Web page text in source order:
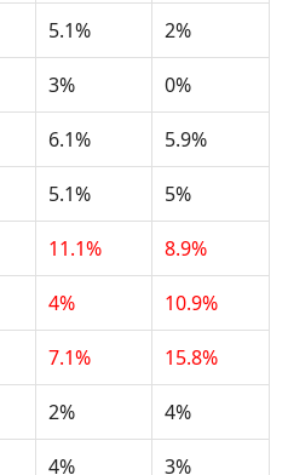
5.1% 2%
3% 0%
6.1% 5.9%
5.1% 5%
11.1% 8.9%
4% 10.9%
7.1% 15.8%
2% 4%
4% 3%